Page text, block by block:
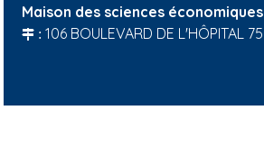
Maison des sciences économiques
: 106 BOULEVARD DE L'HÔPITAL